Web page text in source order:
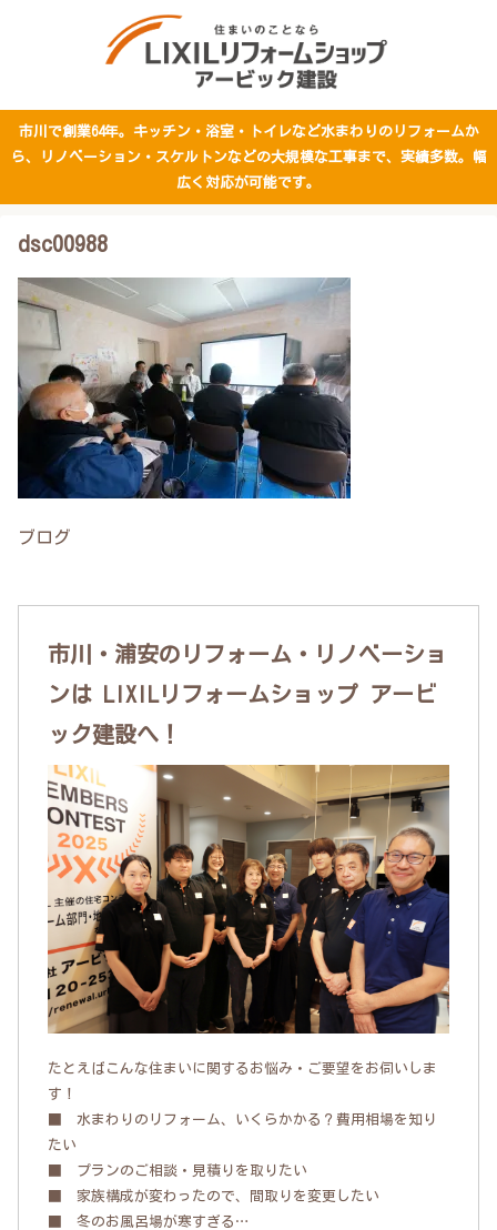
市川で創業64年。キッチン・浴室・トイレなど水まわりのリフォームか
ら、リノベーション・スケルトンなどの大規模な工事まで、実績多数。幅
広く対応が可能です。
dsc00988
ブログ
市川・浦安のリフォーム・リノベーショ
ンは LIXILリフォームショップ アービ
ック建設へ！
たとえばこんな住まいに関するお悩み・ご要望をお伺いしま
す！
■ 水まわりのリフォーム、いくらかかる？費用相場を知り
たい
■ プランのご相談・見積りを取りたい
■ 家族構成が変わったので、間取りを変更したい
■ 冬のお風呂場が寒すぎる…